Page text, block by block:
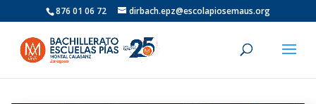
876 01 06 72 dirbach.epz@escolapiosemaus.org